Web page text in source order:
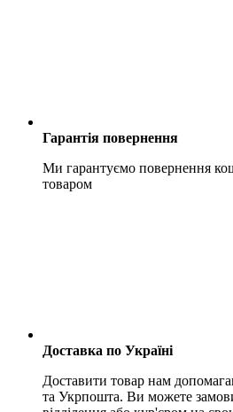
Гарантія повернення
Ми гарантуємо повернення
товаром
Доставка по Україні
Доставити товар нам
та Укрпошта. Ви можете